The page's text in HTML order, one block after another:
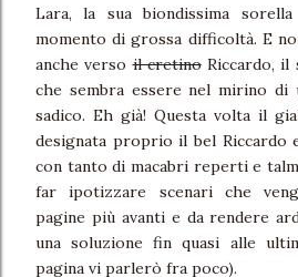
Lara, la sua biondissima
momento di grossa difficoltà. E
anche versoil cretinoRiccardo, il
che sembra essere nel mirino
sadico. Eh già! Questa volta il
designata proprio il bel Riccardo
con tanto di macabri reperti e
far ipotizzare scenari che
pagine più avanti e da rendere
una soluzione fin quasi alle
pagina vi parlerò fra poco).